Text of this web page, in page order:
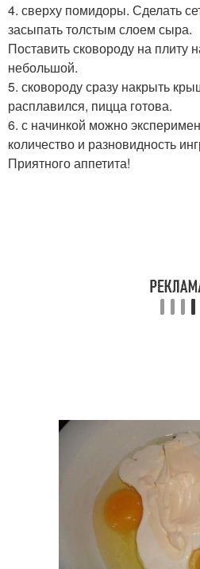
4. сверху помидоры. Сделать
засыпать толстым слоем сыра.
Поставить сковороду на плиту
небольшой.
5. сковороду сразу накрыть
расплавился, пицца готова.
6. с начинкой можно
количество и разновидность
Приятного аппетита!